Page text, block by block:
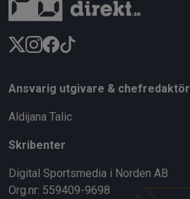
Ansvarig utgivare & chefredaktör
Aldijana Talic
Skribenter
Digital Sportsmedia i Norden AB
Org.nr: 559409-9698